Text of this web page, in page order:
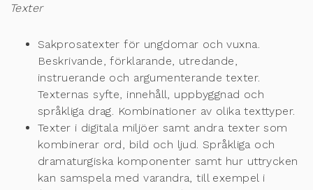
Texter
Sakprosatexter för ungdomar och vuxna.
Beskrivande, förklarande, utredande,
instruerande och argumenterande texter.
Texternas syfte, innehåll, uppbyggnad och
språkliga drag. Kombinationer av olika texttyper.
Texter i digitala miljöer samt andra texter som
kombinerar ord, bild och ljud. Språkliga och
dramaturgiska komponenter samt hur uttrycken
kan samspela med varandra, till exempel i